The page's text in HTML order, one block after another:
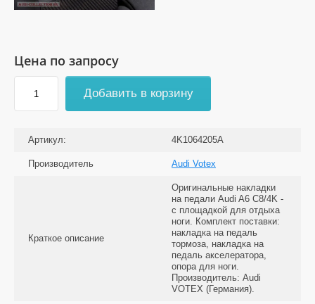
Цена по запросу
Добавить в корзину
Артикул: 4K1064205A
Производитель Audi Votex
Краткое описание
Оригинальные накладки
на педали Audi A6 C8/4K -
с площадкой для отдыха
ноги. Комплект поставки:
накладка на педаль
тормоза, накладка на
педаль акселератора,
опора для ноги.
Производитель: Audi
VOTEX (Германия).